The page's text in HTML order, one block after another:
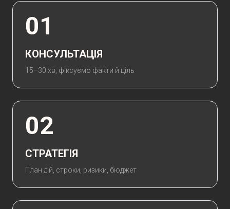
01
КОНСУЛЬТАЦІЯ
15–30 хв, фіксуємо факти й ціль
02
СТРАТЕГІЯ
План дій, строки, ризики, бюджет